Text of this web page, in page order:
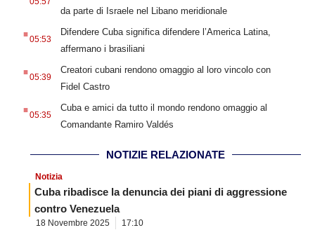
da parte di Israele nel Libano meridionale
.05:53
Difendere Cuba significa difendere l’America Latina,
affermano i brasiliani
.05:39
Creatori cubani rendono omaggio al loro vincolo con
Fidel Castro
.05:35
Cuba e amici da tutto il mondo rendono omaggio al
Comandante Ramiro Valdés
NOTIZIE RELAZIONATE
Notizia
Cuba ribadisce la denuncia dei piani di aggressione
contro Venezuela
18 Novembre 2025 17:10